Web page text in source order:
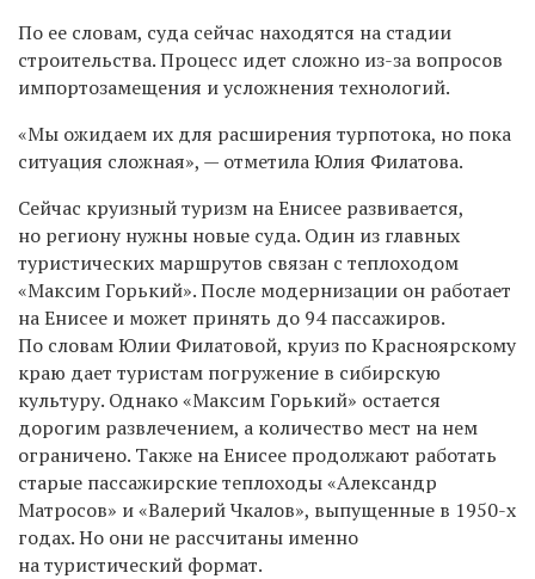
По ее словам, суда сейчас находятся на стадии
строительства. Процесс идет сложно из-за вопросов
импортозамещения и усложнения технологий.
«Мы ожидаем их для расширения турпотока, но пока
ситуация сложная», — отметила Юлия Филатова.
Сейчас круизный туризм на Енисее развивается,
но региону нужны новые суда. Один из главных
туристических маршрутов связан с теплоходом
«Максим Горький». После модернизации он работает
на Енисее и может принять до 94 пассажиров.
По словам Юлии Филатовой, круиз по Красноярскому
краю дает туристам погружение в сибирскую
культуру. Однако «Максим Горький» остается
дорогим развлечением, а количество мест на нем
ограничено. Также на Енисее продолжают работать
старые пассажирские теплоходы «Александр
Матросов» и «Валерий Чкалов», выпущенные в 1950-х
годах. Но они не рассчитаны именно
на туристический формат.